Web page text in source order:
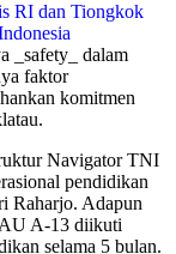
RI dan Tiongkok
_safety_ dalam
faktor
komitmen
Navigator TNI
pendidikan
Raharjo. Adapun
A-13 diikuti
selama 5 bulan.